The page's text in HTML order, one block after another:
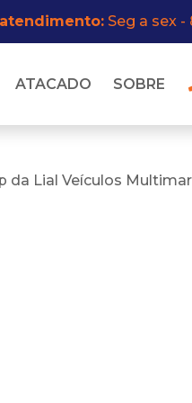
Seg a sex -
ATACADO SOBRE
Lial Veículos